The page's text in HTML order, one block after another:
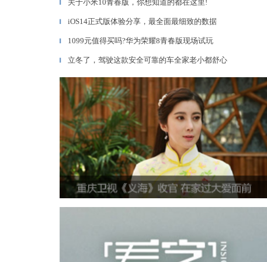
▎ 关于小米10青春版，你想知道的都在这里!
▎ iOS14正式版体验分享，最全面最细致的数据
▎ 1099元值得买吗?华为荣耀8青春版现场试玩
▎ 立冬了，驾驶这款安全可靠的车全家老小都舒心